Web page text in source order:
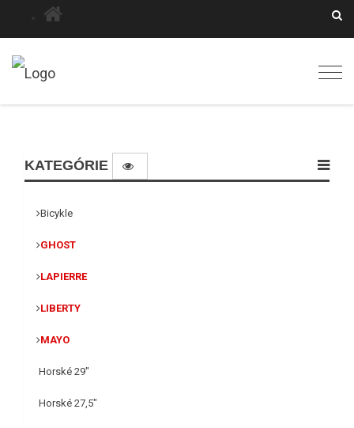
KATEGÓRIE
Bicykle
GHOST
LAPIERRE
LIBERTY
MAYO
Horské 29"
Horské 27,5"